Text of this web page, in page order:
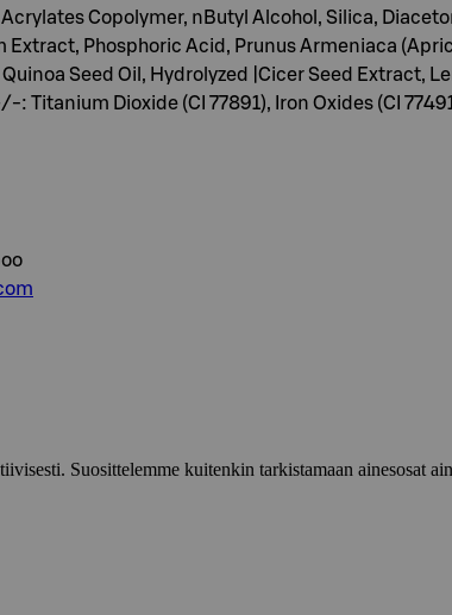
Copolymer, nButyl Alcohol, Silica,
Extract, Phosphoric Acid, Prunus Armeniaca
Seed Oil, Hydrolyzed |Cicer Seed Extract,
Dioxide (CI 77891), Iron Oxides (CI
Suosittelemme kuitenkin tarkistamaan ainesosat